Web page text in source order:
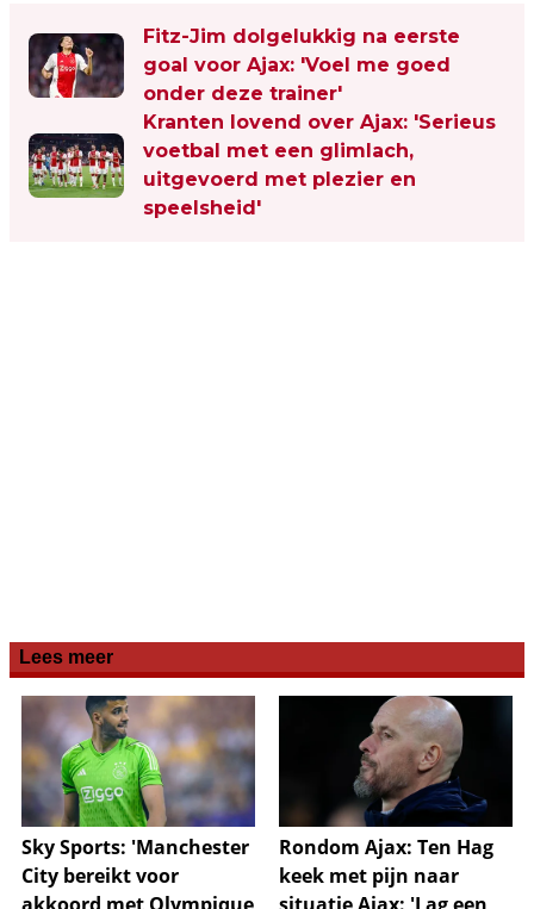
Fitz-Jim dolgelukkig na eerste
goal voor Ajax: 'Voel me goed
onder deze trainer'
Kranten lovend over Ajax: 'Serieus
voetbal met een glimlach,
uitgevoerd met plezier en
speelsheid'